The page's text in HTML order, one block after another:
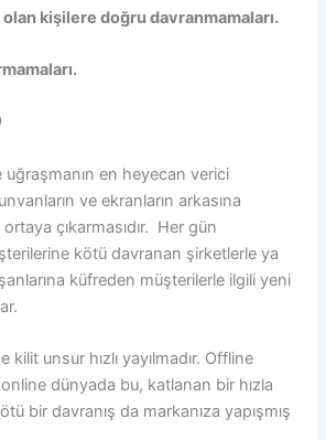
kişilere doğru davranmamaları.
en heyecan verici
ve ekranların arkasına
çıkarmasıdır. Her gün
kötü davranan şirketlerle ya
küfreden müşterilerle ilgili yeni
unsur hızlı yayılmadır. Offline
dünyada bu, katlanan bir hızla
bir davranış da markanıza yapışmış